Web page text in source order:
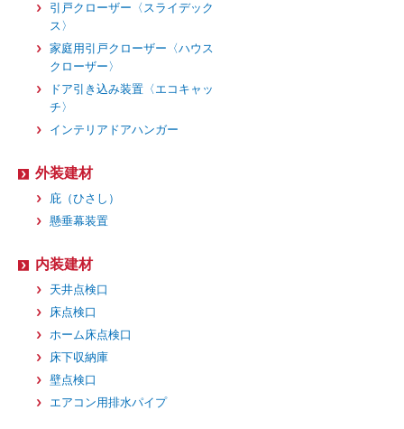
引戸クローザー〈スライデック
ス〉
家庭用引戸クローザー〈ハウス
クローザー〉
ドア引き込み装置〈エコキャッ
チ〉
インテリアドアハンガー
外装建材
庇（ひさし）
懸垂幕装置
内装建材
天井点検口
床点検口
ホーム床点検口
床下収納庫
壁点検口
エアコン用排水パイプ